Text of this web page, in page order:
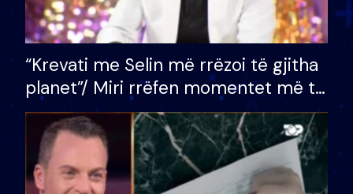
“Krevati me Selin më rrëzoi të gjitha
planet”/ Miri rrëfen momentet më të
bukura në shtëpinë e BB VIP: Do më
mungojë zilja e mëngjesit kur…